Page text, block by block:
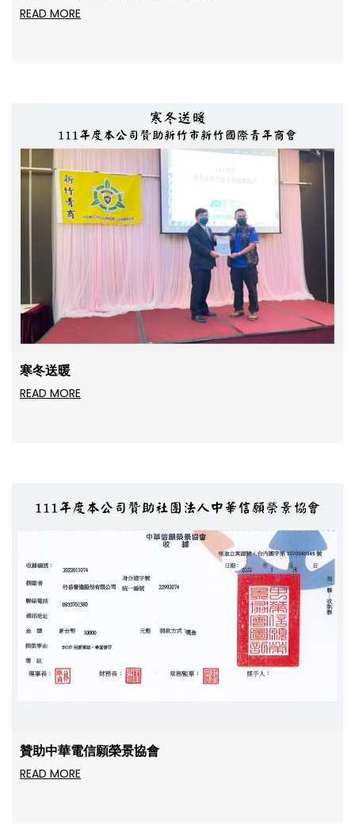
READ MORE
寒冬送暖
READ MORE
贊助中華電信願榮景協會
READ MORE